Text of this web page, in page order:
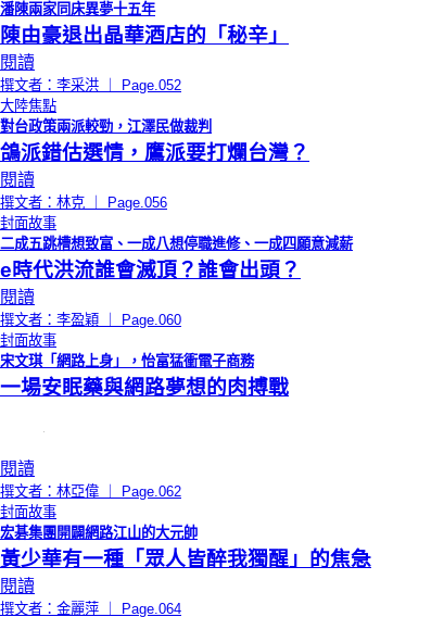
潘陳兩家同床異夢十五年
陳由豪退出晶華酒店的「秘辛」
閱讀
撰文者：李采洪 ｜ Page.052
大陸焦點
對台政策兩派較勁，江澤民做裁判
鴿派錯估選情，鷹派要打爛台灣？
閱讀
撰文者：林克 ｜ Page.056
封面故事
二成五跳槽想致富、一成八想停職進修、一成四願意減薪
e時代洪流誰會滅頂？誰會出頭？
閱讀
撰文者：李盈穎 ｜ Page.060
封面故事
宋文琪「網路上身」，怡富猛衝電子商務
一場安眠藥與網路夢想的肉搏戰
閱讀
撰文者：林亞偉 ｜ Page.062
封面故事
宏碁集團開闢網路江山的大元帥
黃少華有一種「眾人皆醉我獨醒」的焦急
閱讀
撰文者：金麗萍 ｜ Page.064